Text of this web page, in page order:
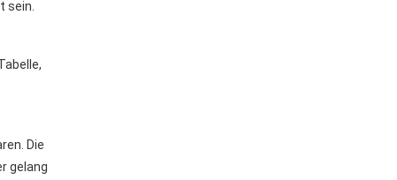
sein.
Die
gelang